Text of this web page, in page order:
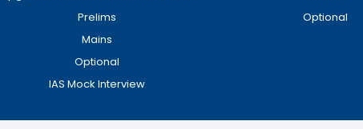
Prelims
Mains
Optional
IAS Mock Interview
Optional